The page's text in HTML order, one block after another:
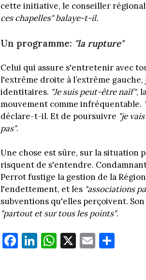
cette initiative, le conseiller
ces chapelles" balaye-t-il.
Un programme: "la rupture"
Celui qui assure s'entretenir avec
l'extrême droite à l’extrême
identitaires. "Je suis peut-être naïf",
mouvement comme infréquentable.
déclare-t-il. Et de poursuivre "je
pas".
Une chose est sûre, sur la situation
risquent de s'entendre.
Perrot fustige la gestion de la Région
l'endettement, et les "associations
subventions qu'elles perçoivent.
"partout et sur tous les points".
Fa
ce
Li
nk
W
ha
X E
m